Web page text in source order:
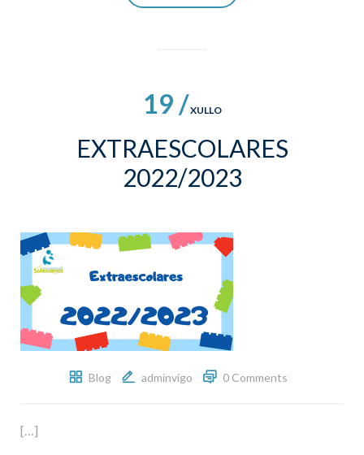
19 /XULLO
EXTRAESCOLARES
2022/2023
Blog adminvigo 0 Comments
[…]